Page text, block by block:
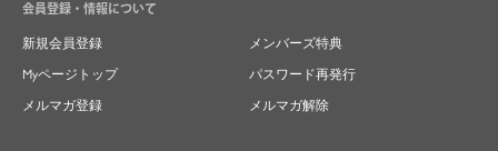
会員登録・情報について
新規会員登録
メンバーズ特典
Myページトップ
パスワード再発行
メルマガ登録
メルマガ解除